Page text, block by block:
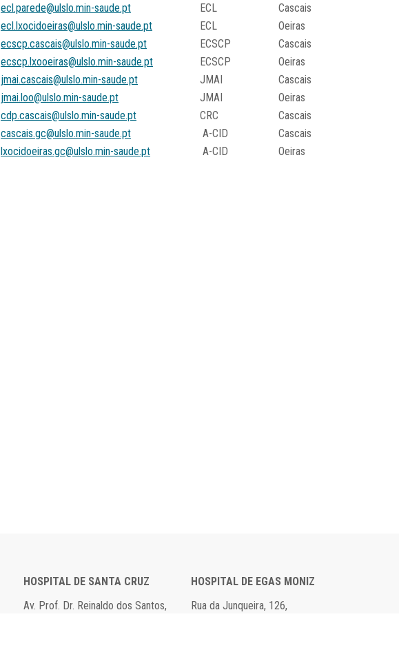
ecl.parede@ulslo.min-saude.pt ECL
Cascais
ecl.lxocidoeiras@ulslo.min-saude.pt ECL
Oeiras
ecscp.cascais@ulslo.min-saude.pt ECSCP
Cascais
ecscp.lxooeiras@ulslo.min-saude.pt ECSCP
Oeiras
jmai.cascais@ulslo.min-saude.pt JMAI
Cascais
jmai.loo@ulslo.min-saude.pt JMAI
Oeiras
cdp.cascais@ulslo.min-saude.pt CRC
Cascais
cascais.gc@ulslo.min-saude.pt A-CID
Cascais
lxocidoeiras.gc@ulslo.min-saude.pt A-CID Oeiras
HOSPITAL DE SANTA CRUZ
Av. Prof. Dr. Reinaldo dos Santos,
HOSPITAL DE EGAS MONIZ
Rua da Junqueira, 126,